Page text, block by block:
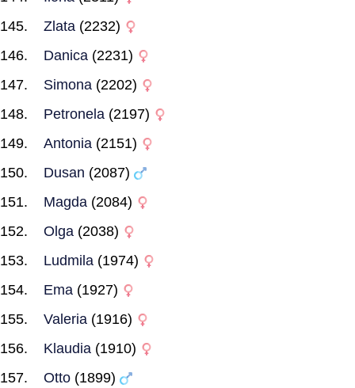
Zlata (2232)
Danica (2231)
Simona (2202)
Petronela (2197)
Antonia (2151)
Dusan (2087)
Magda (2084)
Olga (2038)
Ludmila (1974)
Ema (1927)
Valeria (1916)
Klaudia (1910)
Otto (1899)